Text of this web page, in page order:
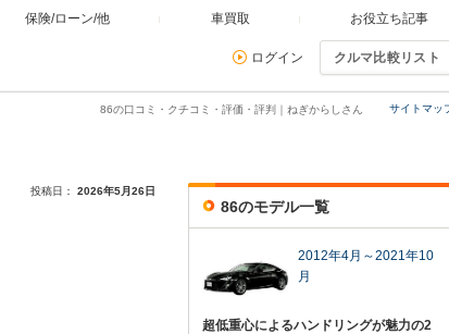
保険/ローン/他 車買取 お役立ち記事
ログイン クルマ比較リスト
サイトマッ
86の口コミ・クチコミ・評価・評判｜ねぎからしさん
投稿日： 2026年5月26日
86のモデル一覧
2012年4月～2021年10
月
超低重心によるハンドリングが魅力の2